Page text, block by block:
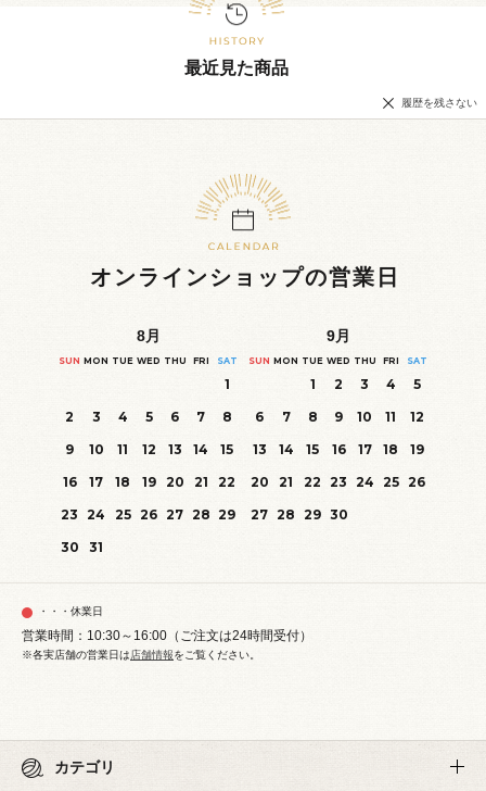
最近見た商品
履歴を残さない
オンラインショップの営業日
8月
SUN MON TUE WED THU FRI SAT
1
2
3 4 5 6 7
8
9
10 11 12 13 14
15
16
17 18 19 20 21
22
23 24 25 26 27 28 29
30
31
9月
SUN MON TUE WED THU FRI SAT
1 2 3 4
5
6
7 8 9 10 11
12
13
14 15 16 17 18
19
20
21 22 23 24 25 26
27 28 29 30
・・・休業日
営業時間：10:30～16:00（ご注文は24時間受付）
※各実店舗の営業日は店舗情報をご覧ください。
カテゴリ